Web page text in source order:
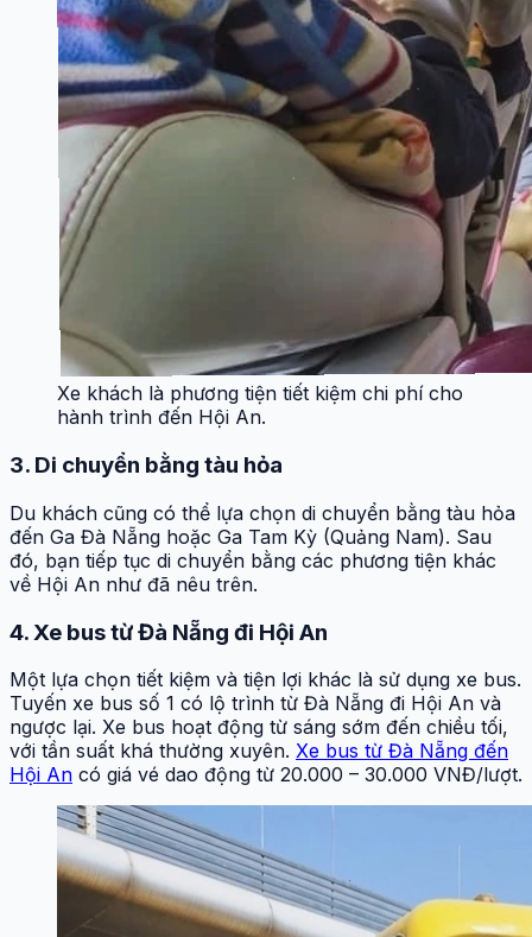
Xe khách là phương tiện tiết kiệm chi phí cho
hành trình đến Hội An.
3. Di chuyển bằng tàu hỏa
Du khách cũng có thể lựa chọn di chuyển bằng tàu hỏa
đến Ga Đà Nẵng hoặc Ga Tam Kỳ (Quảng Nam). Sau
đó, bạn tiếp tục di chuyển bằng các phương tiện khác
về Hội An như đã nêu trên.
4. Xe bus từ Đà Nẵng đi Hội An
Một lựa chọn tiết kiệm và tiện lợi khác là sử dụng xe bus.
Tuyến xe bus số 1 có lộ trình từ Đà Nẵng đi Hội An và
ngược lại. Xe bus hoạt động từ sáng sớm đến chiều tối,
với tần suất khá thường xuyên. Xe bus từ Đà Nẵng đến
Hội An có giá vé dao động từ 20.000 – 30.000 VNĐ/lượt.